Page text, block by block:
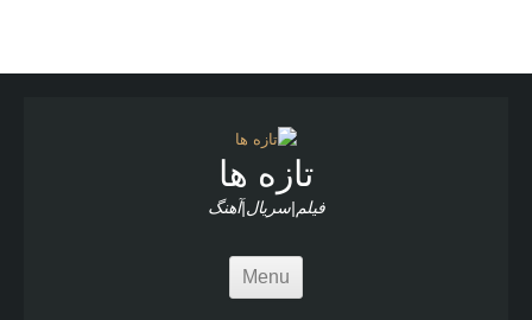
تازه ها
فیلم|سریال|آهنگ
Menu